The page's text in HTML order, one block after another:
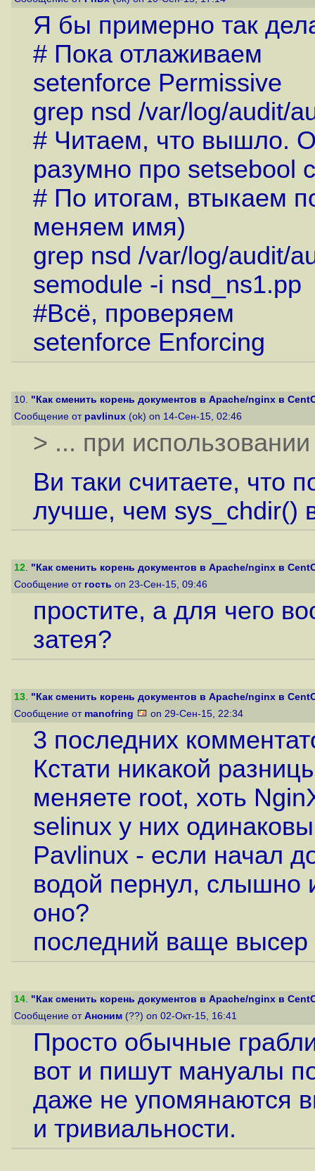
Я бы примерно так
# Пока отлаживаем
setenforce Permissive
grep nsd /var/log/audit/
# Читаем, что вышло.
разумно про setsebool
# По итогам, втыкаем
меняем имя)
grep nsd /var/log/audit/
semodule -i nsd_ns1.pp
#Всё, проверяем
setenforce Enforcing
10. "Как сменить корень документов в Apache/nginx в
Сообщение от pavlinux (ok) on 14-Сен-15, 02:46
> ... при
Ви таки считаете, что
лучше, чем sys_chdir()
12. "Как сменить корень документов в Apache/nginx в
Сообщение от гость on 23-Сен-15, 09:46
простите, а для чего
затея?
13. "Как сменить корень документов в Apache/nginx в
Сообщение от manofring on 29-Сен-15, 22:34
3 последних
Кстати никакой
меняете root, хоть
selinux у них
Pavlinux - если начал
водой пернул, слышно
оно?
последний ваще высер
14. "Как сменить корень документов в Apache/nginx в
Сообщение от Аноним (??) on 02-Окт-15, 16:41
Просто обычные
вот и пишут мануалы
даже не упомянаются
и тривиальности.